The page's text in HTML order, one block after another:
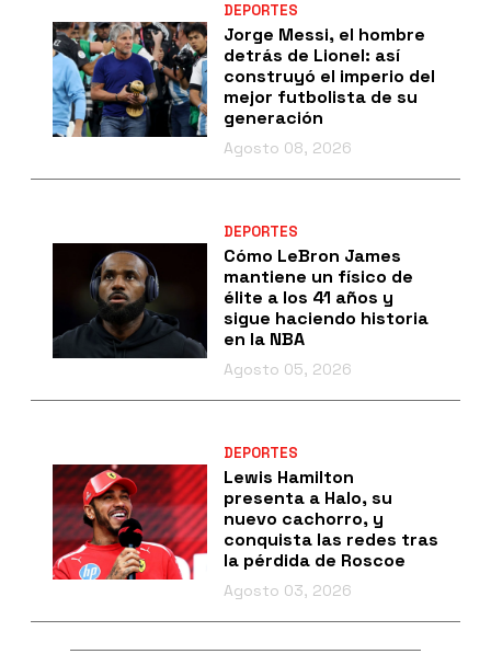
DEPORTES
Jorge Messi, el hombre
detrás de Lionel: así
construyó el imperio del
mejor futbolista de su
generación
Agosto 08, 2026
DEPORTES
Cómo LeBron James
mantiene un físico de
élite a los 41 años y
sigue haciendo historia
en la NBA
Agosto 05, 2026
DEPORTES
Lewis Hamilton
presenta a Halo, su
nuevo cachorro, y
conquista las redes tras
la pérdida de Roscoe
Agosto 03, 2026